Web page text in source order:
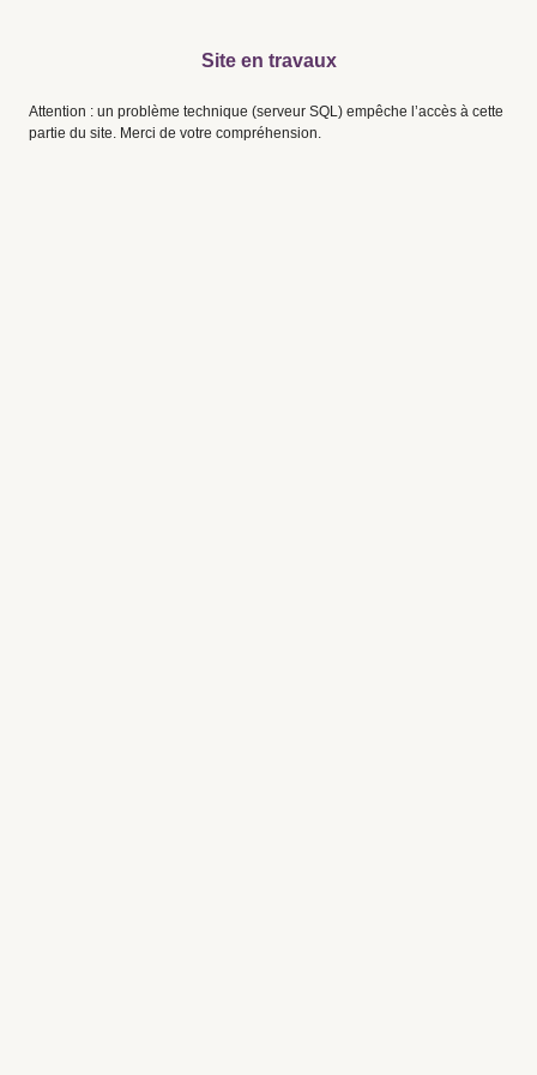
Site en travaux
Attention : un problème technique (serveur SQL) empêche l’accès à cette
partie du site. Merci de votre compréhension.